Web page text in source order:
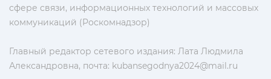
сфере связи, информационных технологий и массовых
коммуникаций (Роскомнадзор)
Главный редактор сетевого издания: Лата Людмила
Александровна, почта: kubansegodnya2024@mail.ru